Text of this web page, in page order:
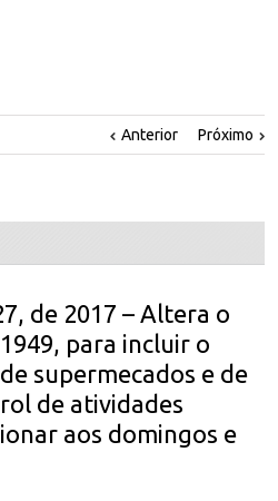
Anterior Próximo
de 2017 – Altera o
para incluir o
supermecados e de
de atividades
aos domingos e